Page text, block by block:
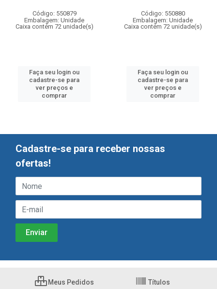
Código: 550879
Embalagem: Unidade
Caixa contém 72 unidade(s)
Faça seu login ou
cadastre-se para
ver preços e
comprar
Código: 550880
Embalagem: Unidade
Caixa contém 72 unidade(s)
Faça seu login ou
cadastre-se para
ver preços e
comprar
Cadastre-se para receber nossas
ofertas!
Meus Pedidos Títulos